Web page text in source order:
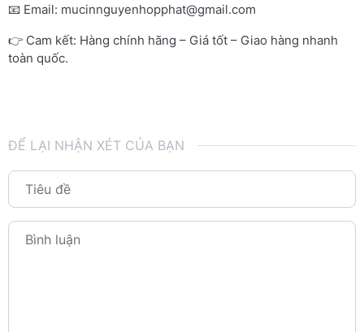
📧 Email: mucinnguyenhopphat@gmail.com
👉 Cam kết: Hàng chính hãng – Giá tốt – Giao hàng nhanh
toàn quốc.
ĐỂ LẠI NHẬN XÉT CỦA BẠN